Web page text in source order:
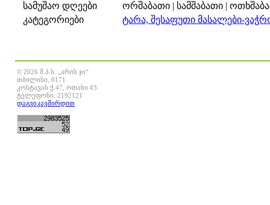
სამუშაო დღეები
ორშაბათი | სამშაბათი |
კატეგორიები
ტარა, შესაფუთი მასალები-
© 2026 შ.პ.ს. „არის ჯი“
თბილისი, 0171
კოსტავას ქ.47, ოთახი #3
ტელეფონი: 2192121
დაგვიკავშირდით